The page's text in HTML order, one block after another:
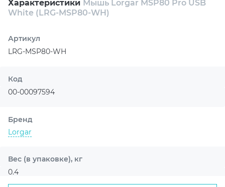
которые можно настроить под команды, макросы и
поэтому мышь подходит для интенсивного
ежедневного использования.
Ножки из 100% PTFE обеспечивают плавное
кабель в оплетке длиной 1,8 м помогает сохранить
LORGAR PLATFORM можно настраивать DPI, кнопки,
макросы, RGB-подсветку, RGB-дисплей, игровые
(LRG-MSP80-WH) под собственный стиль игры.
Характеристики Мышь Lorgar MSP80 Pro USB
White (LRG-MSP80-WH)
Артикул
LRG-MSP80-WH
Код
00-00097594
Бренд
Lorgar
Вес (в упаковке), кг
0.4